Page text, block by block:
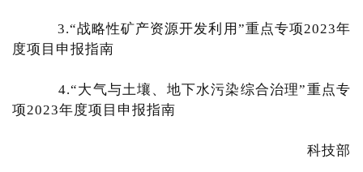
3.“战略性矿产资源开发利用”重点专项2023年
度项目申报指南
4.“大气与土壤、地下水污染综合治理”重点专
项2023年度项目申报指南
科技部